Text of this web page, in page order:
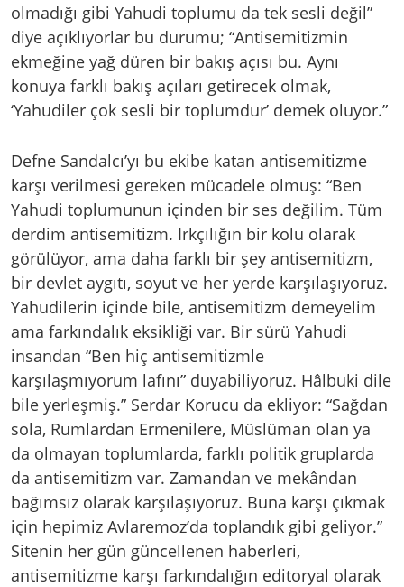
olmadığı gibi Yahudi toplumu da tek sesli değil”
diye açıklıyorlar bu durumu; “Antisemitizmin
ekmeğine yağ düren bir bakış açısı bu. Aynı
konuya farklı bakış açıları getirecek olmak,
‘Yahudiler çok sesli bir toplumdur’ demek oluyor.”
Defne Sandalcı’yı bu ekibe katan antisemitizme
karşı verilmesi gereken mücadele olmuş: “Ben
Yahudi toplumunun içinden bir ses değilim. Tüm
derdim antisemitizm. Irkçılığın bir kolu olarak
görülüyor, ama daha farklı bir şey antisemitizm,
bir devlet aygıtı, soyut ve her yerde karşılaşıyoruz.
Yahudilerin içinde bile, antisemitizm demeyelim
ama farkındalık eksikliği var. Bir sürü Yahudi
insandan “Ben hiç antisemitizmle
karşılaşmıyorum lafını” duyabiliyoruz. Hâlbuki dile
bile yerleşmiş.” Serdar Korucu da ekliyor: “Sağdan
sola, Rumlardan Ermenilere, Müslüman olan ya
da olmayan toplumlarda, farklı politik gruplarda
da antisemitizm var. Zamandan ve mekândan
bağımsız olarak karşılaşıyoruz. Buna karşı çıkmak
için hepimiz Avlaremoz’da toplandık gibi geliyor.”
Sitenin her gün güncellenen haberleri,
antisemitizme karşı farkındalığın editoryal olarak